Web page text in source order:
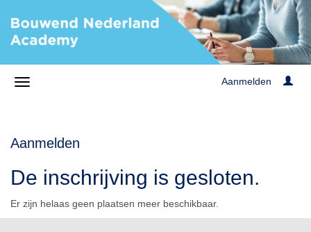
Aanmelden
Aanmelden
De inschrijving is gesloten.
Er zijn helaas geen plaatsen meer beschikbaar.